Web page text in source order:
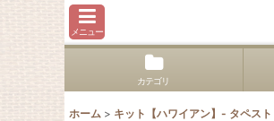
メニュー
カテゴリ
ホーム > キット【ハワイアン】- タペス